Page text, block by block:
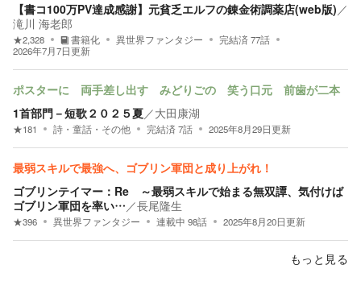
【書コ100万PV達成感謝】元貧乏エルフの錬金術調薬店(web版)／
滝川 海老郎
★2,328 書籍化 異世界ファンタジー 完結済 77話
2026年7月7日更新
ポスターに 両手差し出す みどりごの 笑う口元 前歯が二本
1首部門－短歌２０２５夏／大田康湖
★181 詩・童話・その他 完結済7話 2025年8月29日更新
最弱スキルで最強へ、ゴブリン軍団と成り上がれ！
ゴブリンテイマー：Re ～最弱スキルで始まる無双譚、気付けば
ゴブリン軍団を率い…／長尾隆生
★396 異世界ファンタジー 連載中 98話 2025年8月20日更新
もっと見る